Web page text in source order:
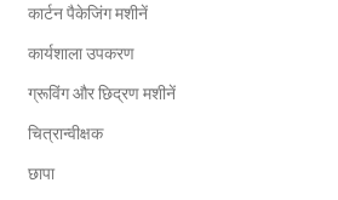
कार्टन पैकेजिंग मशीनें
कार्यशाला उपकरण
ग्रूविंग और छिद्रण मशीनें
चित्रान्वीक्षक
छापा